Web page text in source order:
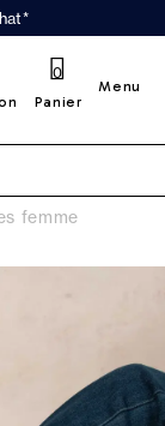
Panier
0
Menu
femme